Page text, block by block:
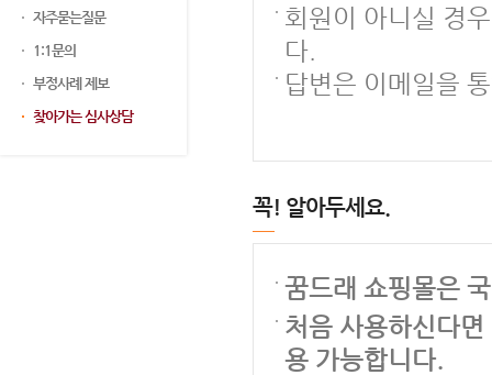
자주묻는질문
1:1문의
부정사례 제보
찾아가는 심사상담
회원이 아니실 경
다.
답변은 이메일을
꼭! 알아두세요.
꿈드래 쇼핑몰은
처음 사용하신다
용 가능합니다.